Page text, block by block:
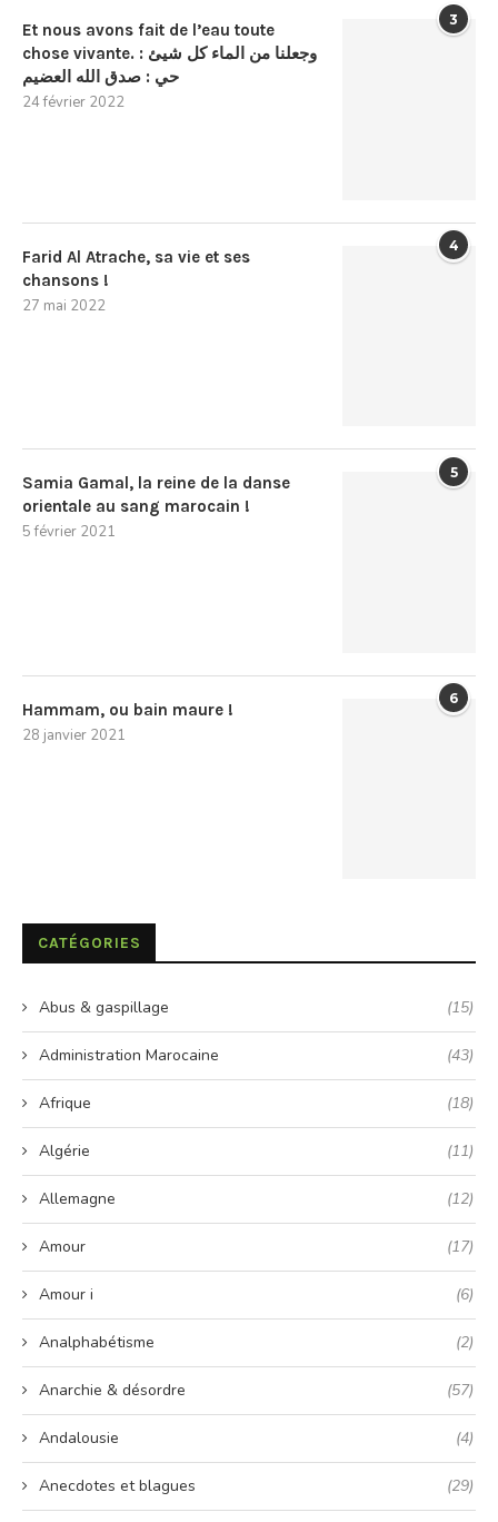
3
Et nous avons fait de l’eau toute
chose vivante. : وجعلنا من الماء كل شيئ
حي : صدق الله العضيم
24 février 2022
4
Farid Al Atrache, sa vie et ses
chansons !
27 mai 2022
5
Samia Gamal, la reine de la danse
orientale au sang marocain !
5 février 2021
6
Hammam, ou bain maure !
28 janvier 2021
CATÉGORIES
Abus & gaspillage (15)
Administration Marocaine (43)
Afrique (18)
Algérie (11)
Allemagne (12)
Amour (17)
Amour i (6)
Analphabétisme (2)
Anarchie & désordre (57)
Andalousie (4)
Anecdotes et blagues (29)